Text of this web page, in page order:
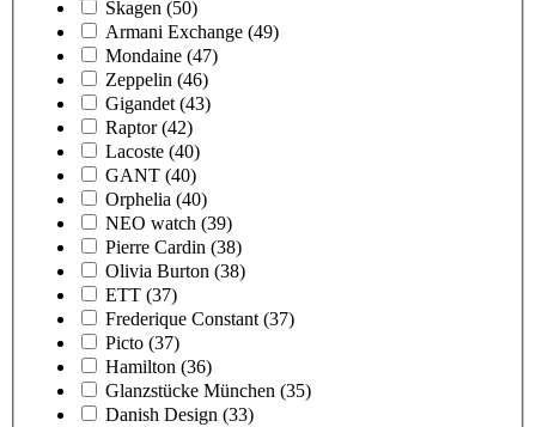
Skagen (50)
Armani Exchange (49)
Mondaine (47)
Zeppelin (46)
Gigandet (43)
Raptor (42)
Lacoste (40)
GANT (40)
Orphelia (40)
NEO watch (39)
Pierre Cardin (38)
Olivia Burton (38)
ETT (37)
Frederique Constant (37)
Picto (37)
Hamilton (36)
Glanzstücke München (35)
Danish Design (33)